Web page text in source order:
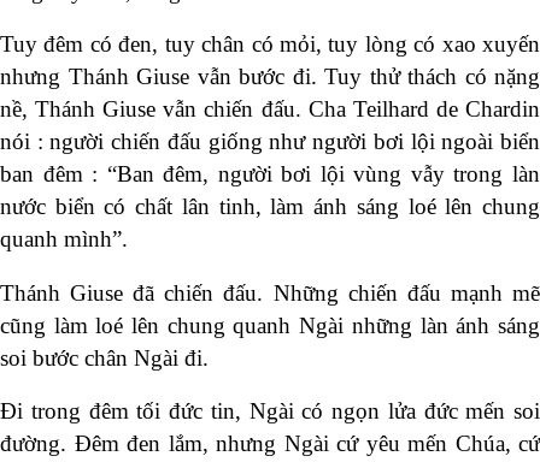
Tuy đêm có đen, tuy chân có mỏi, tuy lòng có xao xuyến
nhưng Thánh Giuse vẫn bước đi. Tuy thử thách có nặng
nề, Thánh Giuse vẫn chiến đấu. Cha Teilhard de Chardin
nói : người chiến đấu giống như người bơi lội ngoài biển
ban đêm : “Ban đêm, người bơi lội vùng vẫy trong làn
nước biển có chất lân tinh, làm ánh sáng loé lên chung
quanh mình”.
Thánh Giuse đã chiến đấu. Những chiến đấu mạnh mẽ
cũng làm loé lên chung quanh Ngài những làn ánh sáng
soi bước chân Ngài đi.
Đi trong đêm tối đức tin, Ngài có ngọn lửa đức mến soi
đường. Đêm đen lắm, nhưng Ngài cứ yêu mến Chúa, cứ